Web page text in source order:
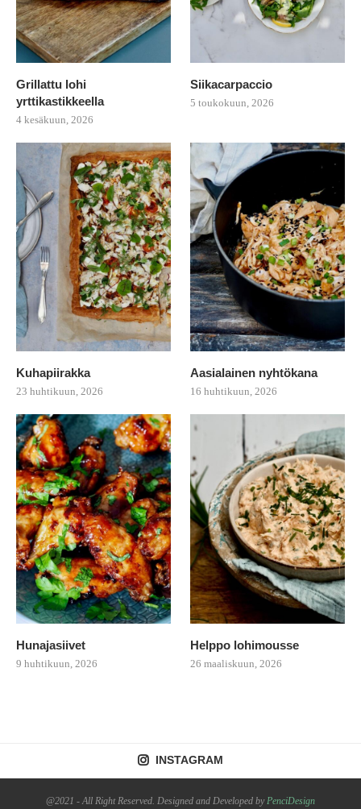
Grillattu lohi
yrttikastikkeella
4 kesäkuun, 2026
Siikacarpaccio
5 toukokuun, 2026
Kuhapiirakka
23 huhtikuun, 2026
Aasialainen nyhtökana
16 huhtikuun, 2026
Hunajasiivet
9 huhtikuun, 2026
Helppo lohimousse
26 maaliskuun, 2026
INSTAGRAM
@2021 - All Right Reserved. Designed and Developed byPenciDesign